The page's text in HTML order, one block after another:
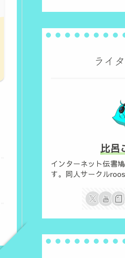
ライ
比呂
インターネット伝書
す。同人サークル